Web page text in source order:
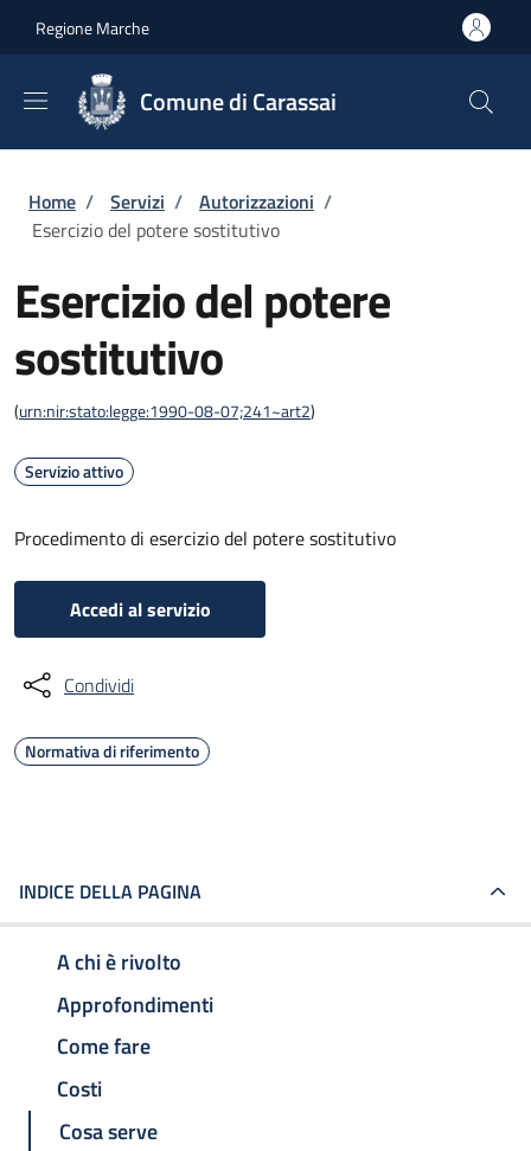
Regione Marche
Comune di Carassai
Briciole di pane
Home / Servizi / Autorizzazioni /
Esercizio del potere sostitutivo
Esercizio del potere
sostitutivo
(urn:nir:stato:legge:1990-08-07;241~art2)
Servizio attivo
Procedimento di esercizio del potere sostitutivo
Accedi al servizio
Condividi
Normativa di riferimento
INDICE DELLA PAGINA
A chi è rivolto
Approfondimenti
Come fare
Costi
Cosa serve